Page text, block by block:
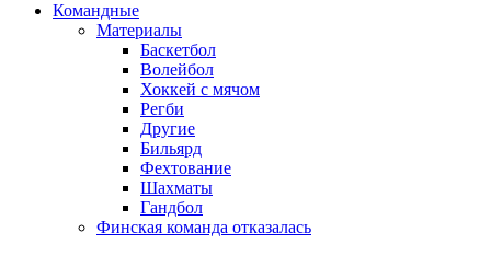
Командные
Материалы
Баскетбол
Волейбол
Хоккей с мячом
Регби
Другие
Бильярд
Фехтование
Шахматы
Гандбол
Финская команда отказалась